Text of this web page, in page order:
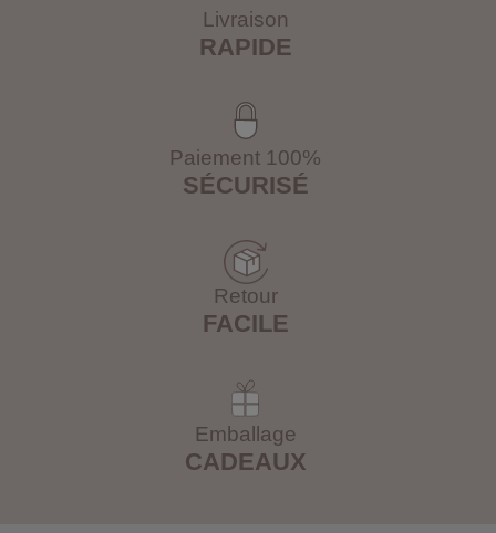
Livraison
RAPIDE
Paiement 100%
SÉCURISÉ
Retour
FACILE
Emballage
CADEAUX